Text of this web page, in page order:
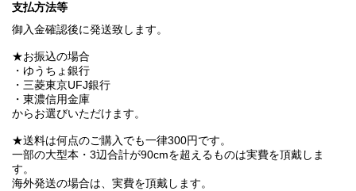
支払方法等
御入金確認後に発送致します。
★お振込の場合
・ゆうちょ銀行
・三菱東京UFJ銀行
・東濃信用金庫
からお選びいただけます。
★送料は何点のご購入でも一律300円です。
一部の大型本・3辺合計が90cmを超えるものは実費を頂戴しま
す。
海外発送の場合は、実費を頂戴します。